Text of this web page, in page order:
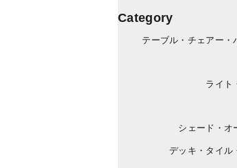
Category
テーブル・チェアー・
ライト
シェード・オ
デッキ・タイル